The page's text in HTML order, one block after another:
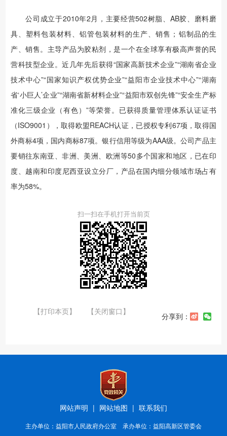
公司成立于2010年2月，主要经营502树脂、AB胶、磨料磨
具、塑料包装材料、铝管包装材料的生产、销售；铝制品的生
产、销售。主导产品为胶粘剂，是一个在全球享有极高声誉的民
营科技型企业。近几年先后获得“国家高新技术企业”“湖南省企业
技术中心”“国家知识产权优势企业”“益阳市企业技术中心”“湖南
省‘小巨人’企业”“湖南省新材料企业”“益阳市双创先锋”“安全生产标
准化三级企业（有色）”等荣誉。已获得质量管理体系认证证书
（ISO9001），取得欧盟REACH认证，已授权专利67项，取得国
外商标4项，国内商标87项。银行信用等级为AAA级。公司产品主
要销往东南亚、非洲、美洲、欧洲等50多个国家和地区，已在印
度、越南和印度尼西亚设立分厂，产品在国内细分领域市场占有
率为58%。
扫一扫在手机打开当前页
【打印本页】 【关闭窗口】 分享到：
网站声明 | 网站地图 | 联系我们
主办单位：益阳市人民政府办公室 承办单位：益阳高新区管委会